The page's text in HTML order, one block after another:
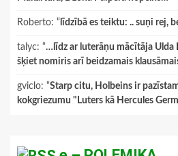
Roberto: “ līdzībā es teiktu: .. suņi rej,
talyc: “…līdz ar luterāņu mācītāja Ulda
šķiet nomiris arī beidzamais
gviclo: “Starp citu, Holbeins ir
kokgriezumu "Luters kā Hercules